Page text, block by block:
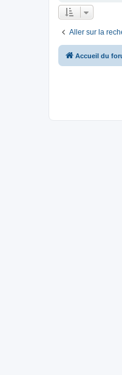
Aller sur la
Accueil du